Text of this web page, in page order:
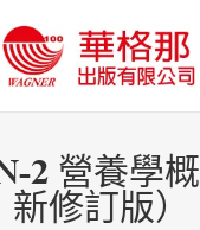
2 營養學
新修訂版）